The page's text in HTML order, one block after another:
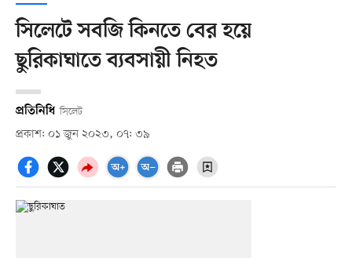
সিলেটে সবজি কিনতে বের হয়ে
ছুরিকাঘাতে ব্যবসায়ী নিহত
প্রতিনিধি সিলেট
প্রকাশ: ০১ জুন ২০২৩, ০৭: ৩৯